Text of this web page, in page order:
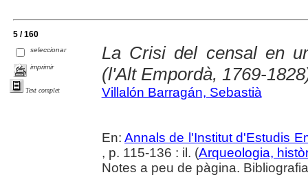
5 / 160
seleccionar
imprimir
Text complet
La Crisi del censal en
(l'Alt Empordà, 1769-
Villalón Barragán, Sebastià
En:Annals de l'Institut d'Estudis
, p. 115-136 : il. (Arqueologia,
Notes a peu de pàgina.